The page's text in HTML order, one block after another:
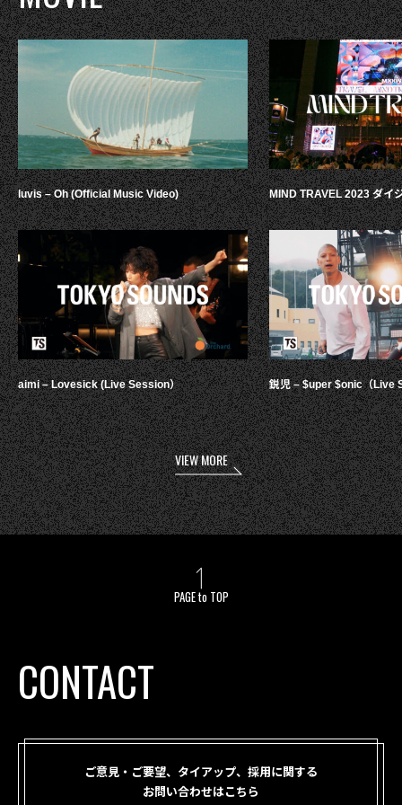
luvis – Oh (Official Music Video)
aimi – Lovesick (Live Session）
MIND TRAVEL 2023 ダイ
鋭児 – $uper $onic（Live
VIEW MORE
PAGE to TOP
CONTACT
ご意見・ご要望、タイアップ、採用に関する
お問い合わせはこちら